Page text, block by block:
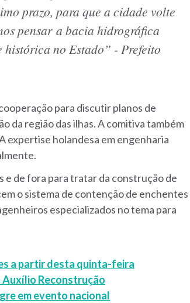
prazo, para que a cidade volte
pensar a bacia hidrográfica
histórica no Estado” - Prefeito
para discutir planos de
da região das ilhas. A comitiva também
expertise holandesa em engenharia
e de fora para tratar da construção de
o sistema de contenção de enchentes
especializados no tema para
a partir desta quinta-feira
Auxílio Reconstrução
em evento nacional